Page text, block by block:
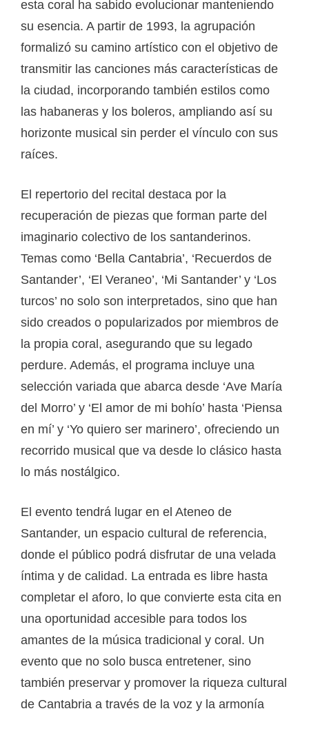
esta coral ha sabido evolucionar manteniendo
su esencia. A partir de 1993, la agrupación
formalizó su camino artístico con el objetivo de
transmitir las canciones más características de
la ciudad, incorporando también estilos como
las habaneras y los boleros, ampliando así su
horizonte musical sin perder el vínculo con sus
raíces.
El repertorio del recital destaca por la
recuperación de piezas que forman parte del
imaginario colectivo de los santanderinos.
Temas como ‘Bella Cantabria’, ‘Recuerdos de
Santander’, ‘El Veraneo’, ‘Mi Santander’ y ‘Los
turcos’ no solo son interpretados, sino que han
sido creados o popularizados por miembros de
la propia coral, asegurando que su legado
perdure. Además, el programa incluye una
selección variada que abarca desde ‘Ave María
del Morro’ y ‘El amor de mi bohío’ hasta ‘Piensa
en mí’ y ‘Yo quiero ser marinero’, ofreciendo un
recorrido musical que va desde lo clásico hasta
lo más nostálgico.
El evento tendrá lugar en el Ateneo de
Santander, un espacio cultural de referencia,
donde el público podrá disfrutar de una velada
íntima y de calidad. La entrada es libre hasta
completar el aforo, lo que convierte esta cita en
una oportunidad accesible para todos los
amantes de la música tradicional y coral. Un
evento que no solo busca entretener, sino
también preservar y promover la riqueza cultural
de Cantabria a través de la voz y la armonía